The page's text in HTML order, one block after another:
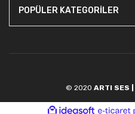
POPÜLER KATEGORİLER
© 2020 ARTI SES |
ideasoft